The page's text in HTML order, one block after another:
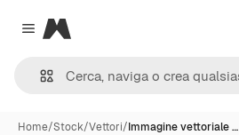
Close menu
Magnific
Home/Stock/Vettori/Immagine vettoriale …